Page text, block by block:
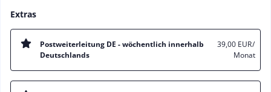
Extras
Postweiterleitung DE - wöchentlich innerhalb
Deutschlands
39,00 EUR/
Monat